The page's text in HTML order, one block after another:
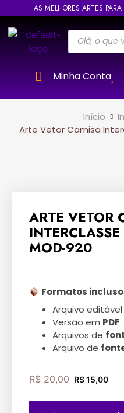
AS MELHORES ARTES
Minha Conta
Início
Arte Vetor Camisa
ARTE VETOR
MOD-920
Formatos
Arquivo
Versão em PDF
Arquivos de
Arquivo de
R$20,00 R$15,00